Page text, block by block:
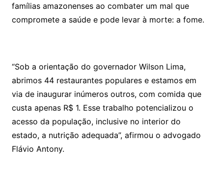
famílias amazonenses ao combater um mal que
compromete a saúde e pode levar à morte: a fome.
“Sob a orientação do governador Wilson Lima,
abrimos 44 restaurantes populares e estamos em
via de inaugurar inúmeros outros, com comida que
custa apenas R$ 1. Esse trabalho potencializou o
acesso da população, inclusive no interior do
estado, a nutrição adequada”, afirmou o advogado
Flávio Antony.